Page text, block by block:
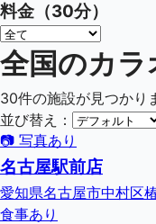
料金（30分）
全国のカ
30件の施設が見つかり
並び替え：
📷 写真あり
名古屋駅前店
愛知県名古屋市中村区
食事あり